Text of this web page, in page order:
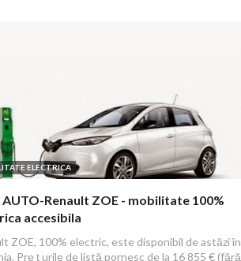
ELECTRICA
AUTO-Renault ZOE - mobilitate 100%
accesibila
ZOE, 100% electric, este disponibil de astăzi în
Pre ț urile de listă pornesc de la 16 855 € (fără